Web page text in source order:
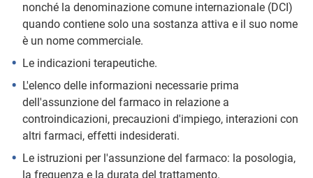
nonché la denominazione comune internazionale (DCI)
quando contiene solo una sostanza attiva e il suo nome
è un nome commerciale.
Le indicazioni terapeutiche.
L'elenco delle informazioni necessarie prima
dell'assunzione del farmaco in relazione a
controindicazioni, precauzioni d'impiego, interazioni con
altri farmaci, effetti indesiderati.
Le istruzioni per l'assunzione del farmaco: la posologia,
la frequenza e la durata del trattamento.